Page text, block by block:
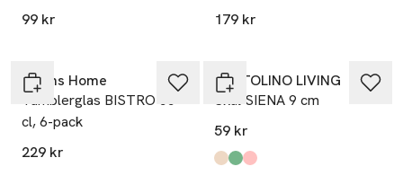
99 kr
179 kr
Åhléns Home
Tumblerglas BISTRO 55
cl, 6-pack
229 kr
PORTOLINO LIVING
Skål SIENA 9 cm
59 kr
Produkten finns i färgerna:
Beige,
Green,
Pink,